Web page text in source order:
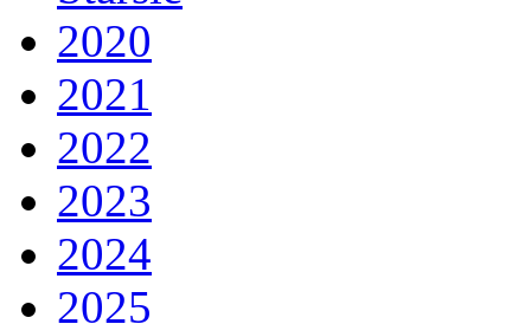
2020
2021
2022
2023
2024
2025